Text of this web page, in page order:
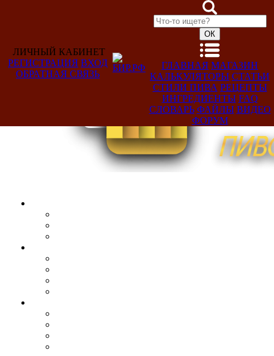
Добро
ЛИЧНЫЙ КАБИНЕТ
РЕГИСТРАЦИЯ ВХОД
ОБРАТНАЯ СВЯЗЬ
ГЛАВНАЯ МАГАЗИН
КАЛЬКУЛЯТОРЫ СТАТЬИ
СТИЛИ ПИВА РЕЦЕПТЫ
ИНГРЕДИЕНТЫ FAQ
СЛОВАРЬ ФАЙЛЫ ВИДЕО
ФОРУМ